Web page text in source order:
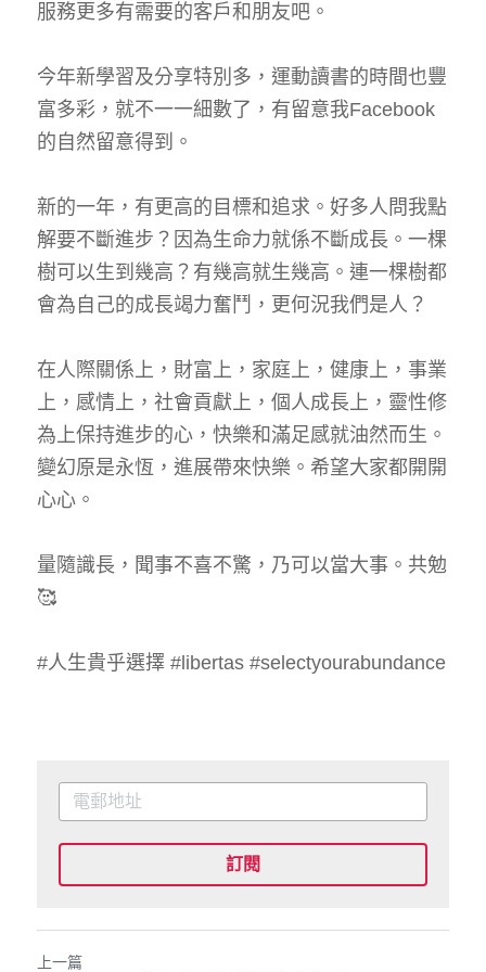
服務更多有需要的客戶和朋友吧。
今年新學習及分享特別多，運動讀書的時間也豐
富多彩，就不一一細數了，有留意我Facebook
的自然留意得到。
新的一年，有更高的目標和追求。好多人問我點
解要不斷進步？因為生命力就係不斷成長。一棵
樹可以生到幾高？有幾高就生幾高。連一棵樹都
會為自己的成長竭力奮鬥，更何況我們是人？
在人際關係上，財富上，家庭上，健康上，事業
上，感情上，社會貢獻上，個人成長上，靈性修
為上保持進步的心，快樂和滿足感就油然而生。
變幻原是永恆，進展帶來快樂。希望大家都開開
心心。
量隨識長，聞事不喜不驚，乃可以當大事。共勉
🥰
#人生貴乎選擇 #libertas #selectyourabundance
訂閱
上一篇